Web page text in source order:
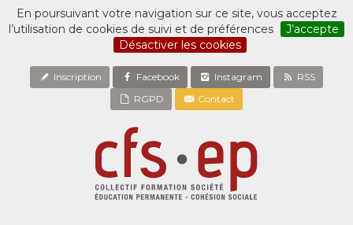
En poursuivant votre navigation sur ce site, vous acceptez
l’utilisation de cookies de suivi et de préférences
J’accepte
Désactiver les cookies
Inscription Facebook Instagram
RSS
RGPD
Contact